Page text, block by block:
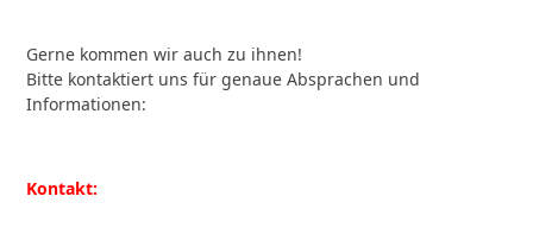
Gerne kommen wir auch zu ihnen!
Bitte kontaktiert uns für genaue Absprachen und
Informationen:
Kontakt: